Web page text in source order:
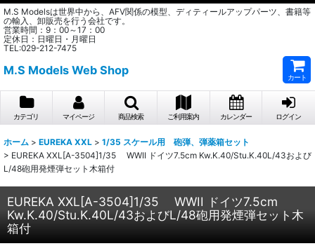
M.S Modelsは世界中から、AFV関係の模型、ディティールアップパーツ、書籍等
の輸入、卸販売を行う会社です。
営業時間：9：00～17：00
定休日：日曜日・月曜日
TEL:029-212-7475
M.S Models Web Shop
カート
カテゴリ マイページ 商品検索 ご利用案内 カレンダー ログイン
ホーム > EUREKA XXL > 1/35 スケール用 砲弾、弾薬箱セット
> EUREKA XXL[A-3504]1/35 WWII ドイツ7.5cm Kw.K.40/Stu.K.40L/43および
L/48砲用発煙弾セット木箱付
EUREKA XXL[A-3504]1/35 WWII ドイツ7.5cm
Kw.K.40/Stu.K.40L/43およびL/48砲用発煙弾セット木
箱付